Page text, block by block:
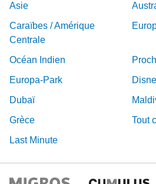
Asie
Caraïbes / Amérique
Centrale
Océan Indien
Europa-Park
Dubaï
Grèce
Tout
Last Minute